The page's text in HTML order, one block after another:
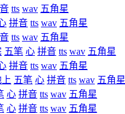
tts wav 五角星
拼音 tts wav 五角星
tts wav 五角星
五笔 心 拼音 tts wav 五角星
拼音 tts wav 五角星
五笔 心 拼音 tts wav 五角星
心 拼音 tts wav 五角星
心 拼音 tts wav 五角星